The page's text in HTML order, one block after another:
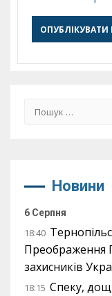
Пошук:
Новини
6 Серпня
18:40
Преображення
захисників
18:15 Спеку,